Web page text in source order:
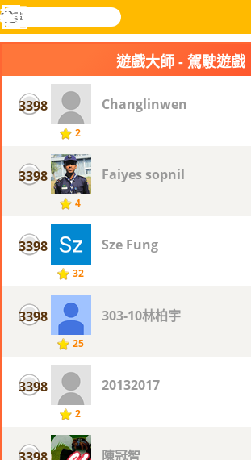
樂和遊
搜
尋
登入
功
遊戲大師 - 駕駛遊戲
3398
2
Changlinwen
3398
4
Faiyes sopnil
3398
32
Sze Fung
3398
25
303-10林柏宇
3398
2
20132017
陳冠智